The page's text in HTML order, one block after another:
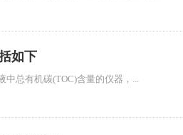
如下
中总有机碳(TOC)含量的仪器，...